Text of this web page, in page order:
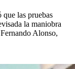
las pruebas
la maniobra
Alonso,